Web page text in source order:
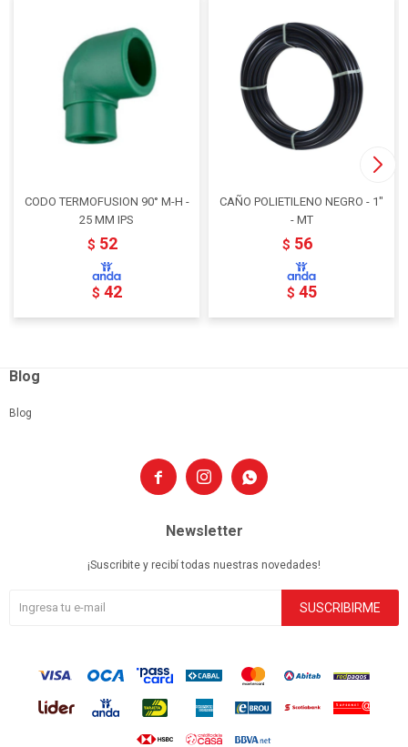
CODO TERMOFUSION 90° M-H -
25 MM IPS
$ 52
$ 42
CAÑO POLIETILENO NEGRO - 1"
- MT
$ 56
$ 45
  
Blog
Blog
Newsletter
¡Suscribite y recibí todas nuestras novedades!
SUSCRIBIRME